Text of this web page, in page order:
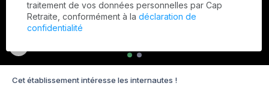
Cet établissement intéresse les internautes !
traitement de vos données personnelles par Cap
Retraite, conformément à la déclaration de
confidentialité